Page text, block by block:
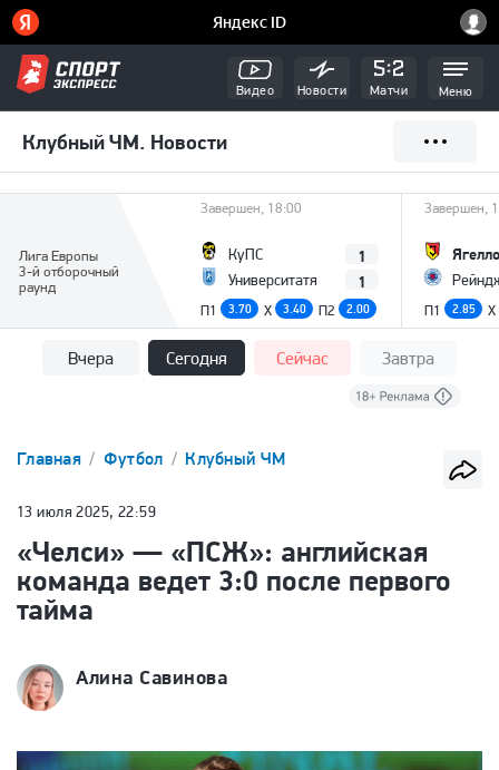
Видео Новости Матчи Меню
Клубный ЧМ. Новости
Лига Европы
3-й отборочный
раунд
Завершен, 18:00
КуПС
Университатя
1
1
П1 3.70 X 3.40 П2 2.00
Завершен,
П1 2.85 X
Вчера Сегодня Сейчас Завтра
Главная Футбол Клубный ЧМ
13 июля 2025, 22:59
«Челси» — «ПСЖ»: английская
команда ведет 3:0 после первого
тайма
Алина Савинова